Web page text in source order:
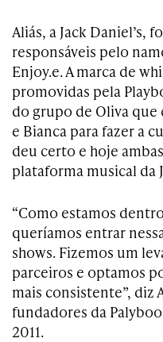
Aliás, a Jack Daniel’s,
responsáveis pelo
Enjoy.e. A marca de
promovidas pela
do grupo de Oliva que
e Bianca para fazer a
deu certo e hoje
plataforma musical da
“Como estamos
queríamos entrar
shows. Fizemos um
parceiros e optamos
mais consistente”, diz
fundadores da
2011.